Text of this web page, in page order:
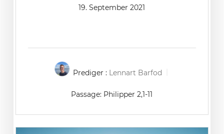
19. September 2021
Prediger : Lennart Barfod
Passage: Philipper 2,1-11